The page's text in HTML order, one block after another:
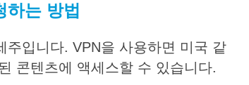
하는 방법
주입니다. VPN을 사용하면 미국 같
콘텐츠에 액세스할 수 있습니다.